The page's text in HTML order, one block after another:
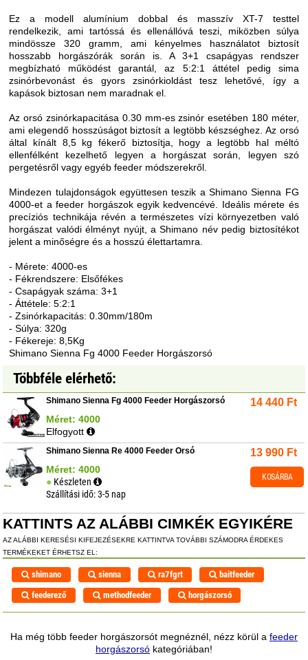
Ez a modell alumínium dobbal és masszív XT-7 testtel
rendelkezik, ami tartóssá és ellenállóvá teszi, miközben súlya
mindössze 320 gramm, ami kényelmes használatot biztosít
hosszabb horgászórák során is. A 3+1 csapágyas rendszer
megbízható működést garantál, az 5:2:1 áttétel pedig sima
zsinórbevonást és gyors zsinórkioldást tesz lehetővé, így a
kapások biztosan nem maradnak el.
Az orsó zsinórkapacitása 0.30 mm-es zsinór esetében 180 méter,
ami elegendő hosszúságot biztosít a legtöbb készséghez. Az orsó
által kínált 8,5 kg fékerő biztosítja, hogy a legtöbb hal méltó
ellenfélként kezelhető legyen a horgászat során, legyen szó
pergetésről vagy egyéb feeder módszerekről.
Mindezen tulajdonságok együttesen teszik a Shimano Sienna FG
4000-et a feeder horgászok egyik kedvencévé. Ideális mérete és
precíziós technikája révén a természetes vízi környezetben való
horgászat valódi élményt nyújt, a Shimano név pedig biztosítékot
jelent a minőségre és a hosszú élettartamra.
- Mérete: 4000-es
- Fékrendszere: Elsőfékes
- Csapágyak száma: 3+1
- Áttétele: 5:2:1
- Zsinórkapacitás: 0.30mm/180m
- Súlya: 320g
- Fékereje: 8,5Kg
Shimano Sienna Fg 4000 Feeder Horgászorsó
Többféle elérhető:
Shimano Sienna Fg 4000 Feeder Horgászorsó
Méret: 4000
Elfogyott
14 440 Ft
Shimano Sienna Re 4000 Feeder Orsó
Méret: 4000
Készleten
Szállítási idő: 3-5 nap
13 990 Ft
KOSÁRBA
KATTINTS AZ ALÁBBI CIMKÉK EGYIKÉRE
AZ ALÁBBI KERESÉSI KIFEJEZÉSEKRE KATTINTVA TOVÁBBI SZÁMODRA ÉRDEKES
TERMÉKEKET ÉRHETSZ EL:
shimano sienna ra7fgrt
baitfeeder
feederező
methodfeeder horgászorsó
Ha még több feeder horgászorsót megnéznél, nézz körül a feeder
horgászorsó kategóriában!